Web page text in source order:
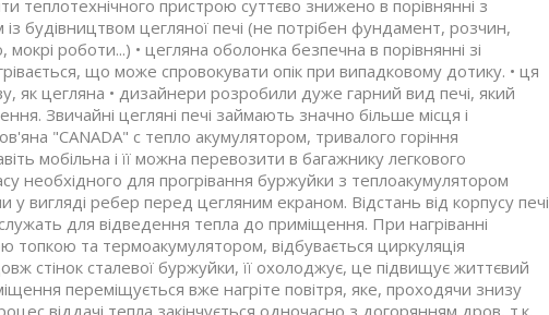
теплотехнічного пристрою суттєво знижено в порівнянні з
будівництвом цегляної печі (не потрібен фундамент, розчин,
роботи...) • цегляна оболонка безпечна в порівнянні зі
що може спровокувати опік при випадковому дотику. • ця
як цегляна • дизайнери розробили дуже гарний вид печі, який
Звичайні цегляні печі займають значно більше місця і
"CANADA" c тепло акумулятором, тривалого горіння
мобільна і її можна перевозити в багажнику легкового
необхідного для прогрівання буржуйки з теплоакумулятором
вигляді ребер перед цегляним екраном. Відстань від корпусу печі
для відведення тепла до приміщення. При нагріванні
топкою та термоакумулятором, відбувається циркуляція
стінок сталевої буржуйки, її охолоджує, це підвищує життєвий
переміщується вже нагріте повітря, яке, проходячи знизу
віддачі тепла закінчується одночасно з догорянням дров, т.к.